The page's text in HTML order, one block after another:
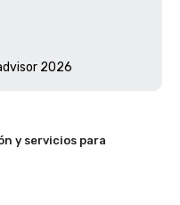
2026
y servicios para